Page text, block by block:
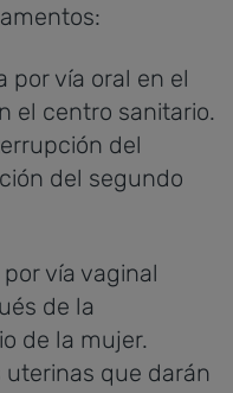
por vía oral en el
el centro sanitario.
del
del segundo
vía vaginal
de la
de la mujer.
que darán